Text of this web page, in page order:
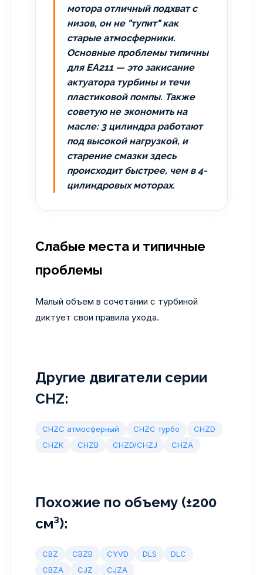
мотора отличный подхват с
низов, он не "тупит" как
старые атмосферники.
Основные проблемы типичны
для EA211 — это закисание
актуатора турбины и течи
пластиковой помпы. Также
советую не экономить на
масле: 3 цилиндра работают
под высокой нагрузкой, и
старение смазки здесь
происходит быстрее, чем в 4-
цилиндровых моторах.
Слабые места и типичные
проблемы
Малый объем в сочетании с турбиной
диктует свои правила ухода.
Другие двигатели серии
CHZ:
CHZC атмосферный CHZC турбо
CHZD
CHZK
CHZB CHZD/CHZJ CHZA
Похожие по объему (±200
см³):
CBZ CBZB CYVD DLS
DLC
CBZA
CJZ CJZA